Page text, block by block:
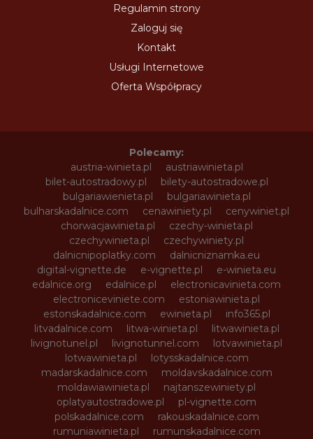
Regulamin strony
Zaloguj się
Kontakt
Usługi Internetowe
Oferta Współpracy
Polecamy:
austria-winieta.pl
austriawinieta.pl
bilet-autostradowy.pl
bilety-autostradowe.pl
bulgariawienieta.pl
bulgariawinieta.pl
bulharskadalnice.com
cenawiniety.pl
cenywiniet.pl
chorwacjawinieta.pl
czechy-winieta.pl
czechywinieta.pl
czechywiniety.pl
dalnicnipoplatky.com
dalnicniznamka.eu
digital-vignette.de
e-vignette.pl
e-winieta.eu
edalnice.org
edalnice.pl
electronicavinieta.com
electroniceviniete.com
estoniawinieta.pl
estonskadalnice.com
ewinieta.pl
info365.pl
litvadalnice.com
litwa-winieta.pl
litwawinieta.pl
livignotunel.pl
livignotunnel.com
lotvawinieta.pl
lotwawinieta.pl
lotysskadalnice.com
madarskadalnice.com
moldavskadalnice.com
moldawiawinieta.pl
najtanszewiniety.pl
oplatyautostradowe.pl
pl-vignette.com
polskadalnice.com
rakouskadalnice.com
rumuniawinieta.pl
rumunskadalnice.com